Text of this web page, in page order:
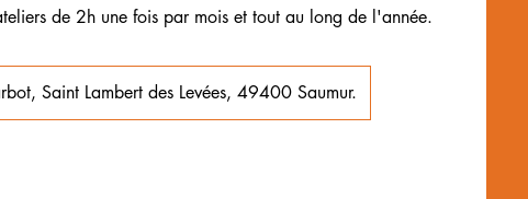
de 2h une fois par mois et tout au long de l'année.
Saint Lambert des Levées, 49400 Saumur.